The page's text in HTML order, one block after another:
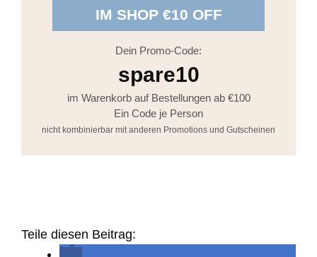
IM SHOP €10 OFF
Dein Promo-Code:
spare10
im Warenkorb auf Bestellungen ab €100
Ein Code je Person
nicht kombinierbar mit anderen Promotions und Gutscheinen
Teile diesen Beitrag: